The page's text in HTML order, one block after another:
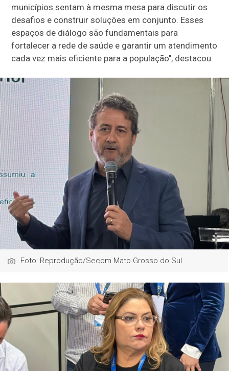
municípios sentam à mesma mesa para discutir os
desafios e construir soluções em conjunto. Esses
espaços de diálogo são fundamentais para
fortalecer a rede de saúde e garantir um atendimento
cada vez mais eficiente para a população", destacou.
Foto: Reprodução/Secom Mato Grosso do Sul